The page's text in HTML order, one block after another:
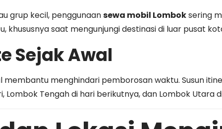
grup kecil, penggunaansewa mobil Lomboksering
khususnya saat mengunjungi destinasi di luar pusat
Sejak Awal
menghindari pemborosan waktu. Susun
Lombok Tengah di hari berikutnya, dan Lombok Utara